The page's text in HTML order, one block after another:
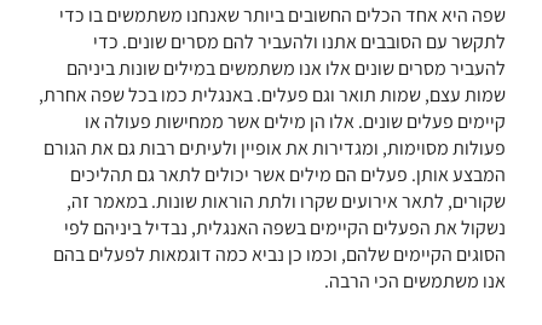
שפה היא אחד הכלים החשובים ביותר שאנחנו משתמשים בו כדי
לתקשר עם הסובבים אתנו ולהעביר להם מסרים שונים. כדי
להעביר מסרים שונים אלו אנו משתמשים במילים שונות ביניהם
שמות עצם, שמות תואר וגם פעלים. באנגלית כמו בכל שפה אחרת,
קיימים פעלים שונים. אלו הן מילים אשר ממחישות פעולה או
פעולות מסוימות, ומגדירות את אופיין ולעיתים רבות גם את הגורם
המבצע אותן. פעלים הם מילים אשר יכולים לתאר גם תהליכים
שקורים, לתאר אירועים שקרו ולתת הוראות שונות. במאמר זה,
נשקול את הפעלים הקיימים בשפה האנגלית, נבדיל ביניהם לפי
הסוגים הקיימים שלהם, וכמו כן נביא כמה דוגמאות לפעלים בהם
אנו משתמשים הכי הרבה.